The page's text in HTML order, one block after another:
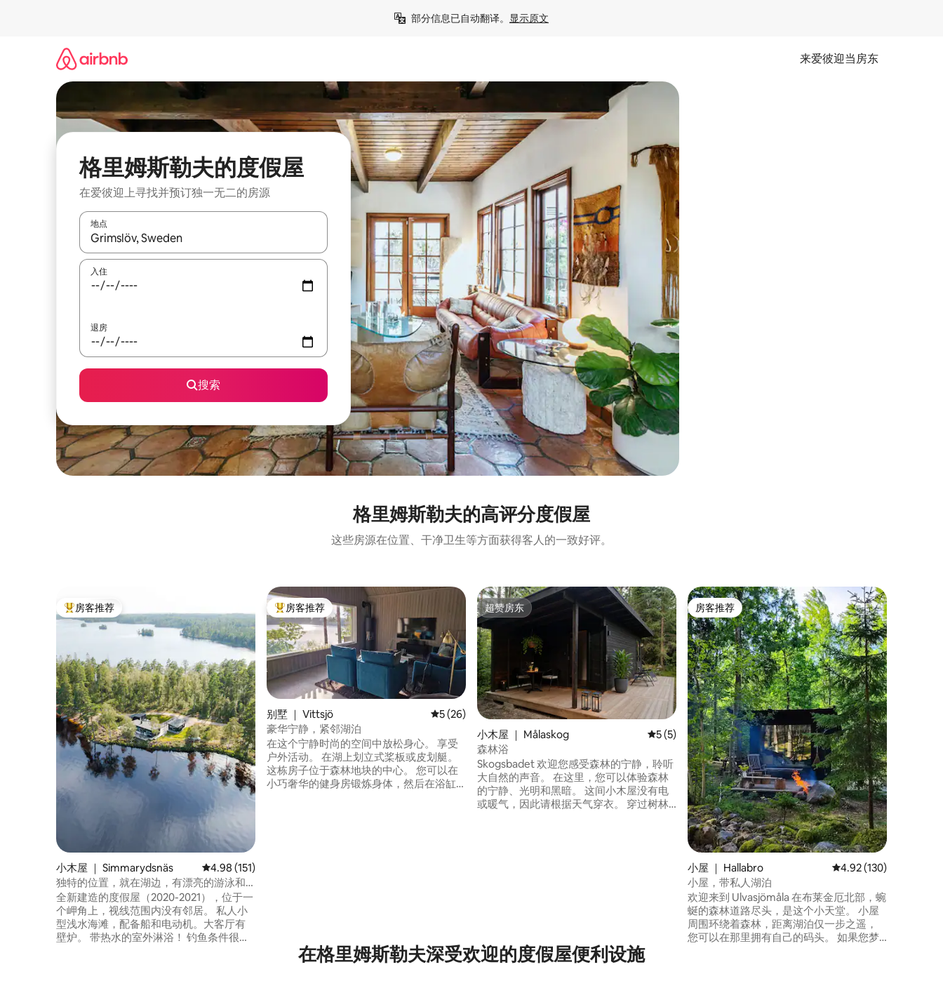
部分信息已自动翻译。 显示原文
来爱彼迎当房东
格里姆斯勒夫的度假屋
在爱彼迎上寻找并预订独一无二的房源
地点
如有搜索结果，请使用上下方向键查看，或通过点击或滑动手势浏览。
入住
退房
搜索
格里姆斯勒夫的高评分度假屋
这些房源在位置、干净卫生等方面获得客人的一致好评。
热门「房客推荐」
房客推荐
小木屋 ｜ Simmarydsnäs 平均评分 4.98 分（满分 5 分），共 151 条评价
4.98 (151)
独特的位置，就在湖边，有漂亮的游泳和
钓鱼！
全新建造的度假屋（2020-2021），位于一
个岬角上，视线范围内没有邻居。 私人小
型浅水海滩，配备船和电动机。大客厅有
壁炉。 带热水的室外淋浴！ 钓鱼条件很
热门「房客推荐」
房客推荐
别墅 ｜ Vittsjö 平均评分 5 分（满分 5 分），共 26 条评价
5 (26)
豪华宁静，紧邻湖泊
在这个宁静时尚的空间中放松身心。 享受
户外活动。 在湖上划立式桨板或皮划艇。
这栋房子位于森林地块的中心。 您可以在
小巧奢华的健身房锻炼身体，然后在浴缸
超赞房东
超赞房东
小木屋 ｜ Målaskog 平均评分 5 分（满分 5 分），共 5 条评价
5 (5)
森林浴
Skogsbadet 欢迎您感受森林的宁静，聆听
大自然的声音。 在这里，您可以体验森林
的宁静、光明和黑暗。 这间小木屋没有电
或暖气，因此请根据天气穿衣。 穿过树林
房客推荐
房客推荐
小屋 ｜ Hallabro 平均评分 4.92 分（满
4.92 (130)
小屋，带私人湖泊
欢迎来到 Ulvasjömåla 在布莱金厄北部，蜿
蜒的森林道路尽头，是这个小天堂。 小屋
周围环绕着森林，距离湖泊仅一步之遥，
您可以在那里拥有自己的码头。 如果您梦
在格里姆斯勒夫深受欢迎的度假屋便利设施